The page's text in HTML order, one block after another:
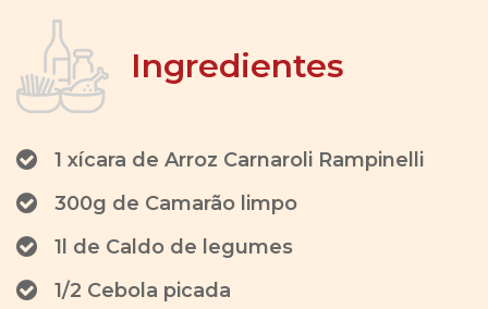
Ingredientes
1 xícara de Arroz Carnaroli Rampinelli
300g de Camarão limpo
1l de Caldo de legumes
1/2 Cebola picada